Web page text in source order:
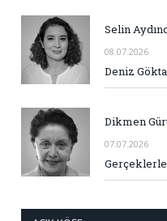
Selin
08.07.2026
Deniz
Dikmen
07.07.2026